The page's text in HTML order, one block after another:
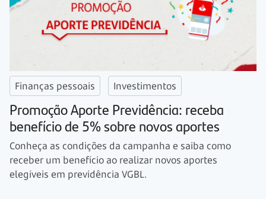
Finanças pessoais Investimentos
Promoção Aporte Previdência: receba
benefício de 5% sobre novos aportes
Conheça as condições da campanha e saiba como
receber um benefício ao realizar novos aportes
elegíveis em previdência VGBL.